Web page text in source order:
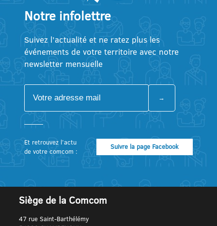
Notre infolettre
Suivez l’actualité et ne ratez plus les
événements de votre territoire avec notre
newsletter mensuelle
Et retrouvez l’actu
de votre comcom :
Suivre la page Facebook
Siège de la Comcom
47 rue Saint-Barthélémy